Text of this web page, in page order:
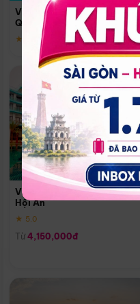
Vinpearl Resort & Spa Phu
Quoc
★ 5.0
Vinpearl Resort & Golf Nam
Hội An
★ 5.0
Từ 4,150,000đ